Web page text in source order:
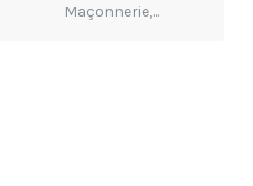
Maçonnerie,...